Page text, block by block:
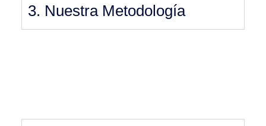
3. Nuestra Metodología